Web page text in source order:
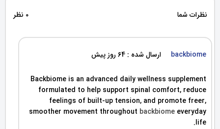
نظرات شما 0 نظر
backbiome ارسال شده : 64 روز پیش
Backbiome is an advanced daily wellness supplement
formulated to help support spinal comfort, reduce
feelings of built-up tension, and promote freer,
smoother movement throughout backbiome everyday
life.